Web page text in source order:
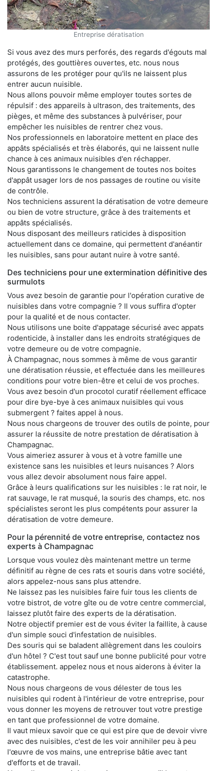
Entreprise dératisation
Si vous avez des murs perforés, des regards d'égouts mal
protégés, des gouttières ouvertes, etc. nous nous
assurons de les protéger pour qu'ils ne laissent plus
entrer aucun nuisible.
Nous allons pouvoir même employer toutes sortes de
répulsif : des appareils à ultrason, des traitements, des
pièges, et même des substances à pulvériser, pour
empêcher les nuisibles de rentrer chez vous.
Nos professionnels en laboratoire mettent en place des
appâts spécialisés et très élaborés, qui ne laissent nulle
chance à ces animaux nuisibles d'en réchapper.
Nous garantissons le changement de toutes nos boites
d'appât usager lors de nos passages de routine ou visite
de contrôle.
Nos techniciens assurent la dératisation de votre demeure
ou bien de votre structure, grâce à des traitements et
appâts spécialisés.
Nous disposant des meilleurs raticides à disposition
actuellement dans ce domaine, qui permettent d'anéantir
les nuisibles, sans pour autant nuire à votre santé.
Des techniciens pour une extermination définitive des
surmulots
Vous avez besoin de garantie pour l'opération curative de
nuisibles dans votre compagnie ? Il vous suffira d'opter
pour la qualité et de nous contacter.
Nous utilisons une boite d'appatage sécurisé avec appats
rodenticide, à installer dans les endroits stratégiques de
votre demeure ou de votre compagnie.
À Champagnac, nous sommes à même de vous garantir
une dératisation réussie, et effectuée dans les meilleures
conditions pour votre bien-être et celui de vos proches.
Vous avez besoin d'un procotol curatif réellement efficace
pour dire bye-bye à ces animaux nuisibles qui vous
submergent ? faites appel à nous.
Nous nous chargeons de trouver des outils de pointe, pour
assurer la réussite de notre prestation de dératisation à
Champagnac.
Vous aimeriez assurer à vous et à votre famille une
existence sans les nuisibles et leurs nuisances ? Alors
vous allez devoir absolument nous faire appel.
Grâce à leurs qualifications sur les nuisibles : le rat noir, le
rat sauvage, le rat musqué, la souris des champs, etc. nos
spécialistes seront les plus compétents pour assurer la
dératisation de votre demeure.
Pour la pérennité de votre entreprise, contactez nos
experts à Champagnac
Lorsque vous voulez dès maintenant mettre un terme
définitif au règne de ces rats et souris dans votre société,
alors appelez-nous sans plus attendre.
Ne laissez pas les nuisibles faire fuir tous les clients de
votre bistrot, de votre gîte ou de votre centre commercial,
laissez plutôt faire des experts de la dératisation.
Notre objectif premier est de vous éviter la faillite, à cause
d'un simple souci d'infestation de nuisibles.
Des souris qui se baladent allègrement dans les couloirs
d'un hôtel ? C'est tout sauf une bonne publicité pour votre
établissement. appelez nous et nous aiderons à éviter la
catastrophe.
Nous nous chargeons de vous délester de tous les
nuisibles qui rodent à l'intérieur de votre entreprise, pour
vous donner les moyens de retrouver tout votre prestige
en tant que professionnel de votre domaine.
Il vaut mieux savoir que ce qui est pire que de devoir vivre
avec des nuisibles, c'est de les voir annihiler peu à peu
l'œuvre de vos mains, une entreprise bâtie avec tant
d'efforts et de travail.